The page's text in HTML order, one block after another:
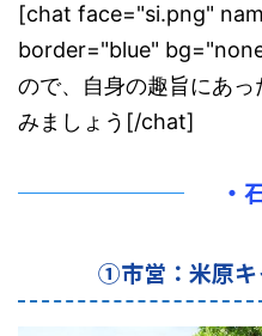
[chat face="si.png"
border="blue"
ので、 自身の趣旨にあ
みましょう[/chat]
・
①市営：米原キ